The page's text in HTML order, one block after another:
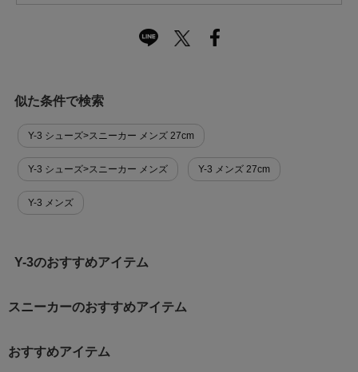
似た条件で検索
Y-3 シューズ>スニーカー メンズ 27cm
Y-3 シューズ>スニーカー メンズ Y-3 メンズ 27cm
Y-3 メンズ
Y-3のおすすめアイテム
スニーカーのおすすめアイテム
おすすめアイテム